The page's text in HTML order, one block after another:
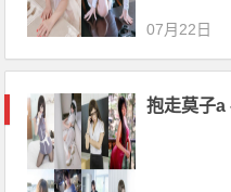
07月22日
抱走莫子a